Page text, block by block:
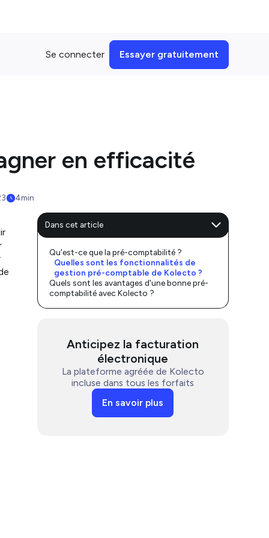
Se connecter Essayer gratuitement
en efficacité
4min
Dans cet article
Qu'est-ce que la pré-comptabilité ?
Quelles sont les fonctionnalités de
gestion pré-comptable de Kolecto ?
Quels sont les avantages d'une bonne pré-
comptabilité avec Kolecto ?
Anticipez la facturation
électronique
La plateforme agréée de Kolecto
incluse dans tous les forfaits
En savoir plus